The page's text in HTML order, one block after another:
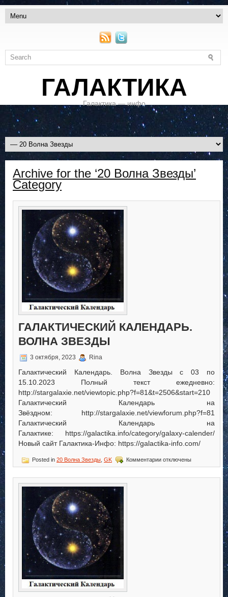
ГАЛАКТИКА
Галактика — инфо
Archive for the ‘20 Волна Звезды’
Category
ГАЛАКТИЧЕСКИЙ КАЛЕНДАРЬ.
ВОЛНА ЗВЕЗДЫ
3 октября, 2023 Rina
Галактический Календарь. Волна Звезды с 03 по
15.10.2023 Полный текст ежедневно:
http://stargalaxie.net/viewtopic.php?f=81&t=2506&start=210
Галактический Календарь на
Звёздном: http://stargalaxie.net/viewforum.php?f=81
Галактический Календарь на
Галактике: https://galactika.info/category/galaxy-calender/
Новый сайт Галактика-Инфо: https://galactika-info.com/
Posted in 20 Волна Звезды GK Комментариик
записи
отключены